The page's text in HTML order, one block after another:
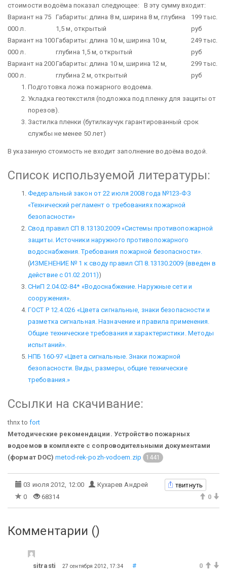
стоимости водоёма показал следующее:
Вариант на 75
000 л.
Габариты: длина 8 м, ширина 8 м, глубина
1,5 м, открытый
199 тыс.
руб
Вариант на 100
000 л.
Габариты: длина 10 м, ширина 10 м,
глубина 1,5 м, открытый
249 тыс.
руб
Вариант на 200
000 л.
Габариты: длина 10 м, ширина 12 м,
глубина 2 м, открытый
299 тыс.
руб
В эту сумму входит:
Подготовка ложа пожарного водоема.
Укладка геотекстиля (подложка под пленку для защиты от
порезов).
Застилка пленки (бутилкаучук гарантированный срок
службы не менее 50 лет)
В указанную стоимость не входит заполнение водоёма водой.
Список используемой литературы:
Федеральный закон от 22 июля 2008 года №123-ФЗ
«Технический регламент о требованиях пожарной
безопасности»
Свод правил СП 8.13130.2009 «Системы противопожарной
защиты. Источники наружного противопожарного
водоснабжения. Требования пожарной безопасности».
(ИЗМЕНЕНИЕ № 1 к своду правил СП 8.13130.2009 (введен в
действие с 01.02.2011))
СНиП 2.04.02-84* «Водоснабжение. Наружные сети и
сооружения».
ГОСТ Р 12.4.026 «Цвета сигнальные, знаки безопасности и
разметка сигнальная. Назначение и правила применения.
Общие технические требования и характеристики. Методы
испытаний».
НПБ 160-97 «Цвета сигнальные. Знаки пожарной
безопасности. Виды, размеры, общие технические
требования.»
Ссылки на скачивание:
thnx to fort
Методические рекомендации. Устройство пожарных
водоемов в комплекте с сопроводительными документами
(формат DOC) metod-rek-pozh-vodoem.zip 1441
03 июля 2012, 12:00 Кухарев Андрей твитнуть
0 68314 0
Комментарии ()
sitrasti 27 сентября 2012, 17:34 #
0